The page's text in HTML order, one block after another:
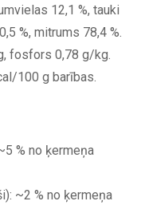
12,1 %, tauki
%, mitrums 78,4 %.
fosfors 0,78 g/kg.
100 g barības.
% no ķermeņa
~2 % no ķermeņa